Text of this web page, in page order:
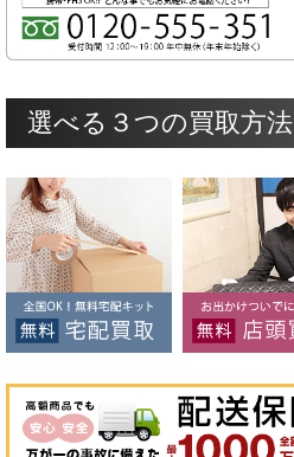
選べる３つの買取方法